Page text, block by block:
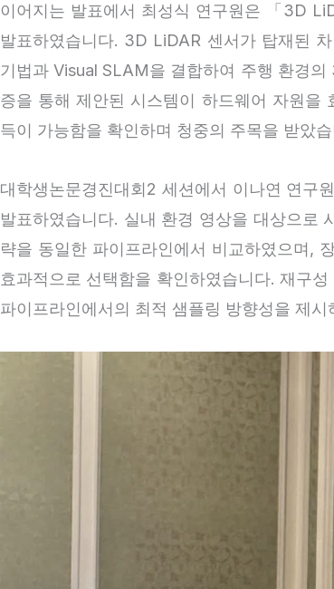
이어지는 발표에서 최성식 연구원은 「3D
발표하였습니다. 3D LiDAR 센서가 탑재된
기법과 Visual SLAM을 결합하여 주행 환경
증을 통해 제안된 시스템이 하드웨어 자원을
득이 가능함을 확인하며 청중의 주목을 받았
대학생논문경진대회2 세션에서 이나연 연구
발표하였습니다. 실내 환경 영상을 대상으로
략을 동일한 파이프라인에서 비교하였으며,
효과적으로 선택함을 확인하였습니다. 재구
파이프라인에서의 최적 샘플링 방향성을 제시